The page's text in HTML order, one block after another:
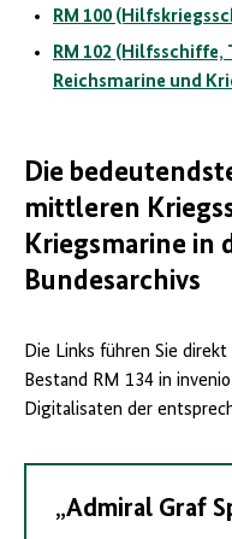
RM 100
RM 102
Reichsmarine und
Die
mittleren
Kriegsmarine in
Bundesarchivs
Die Links führen Sie
Bestand RM 134 in
Digitalisaten der
„Admiral Graf